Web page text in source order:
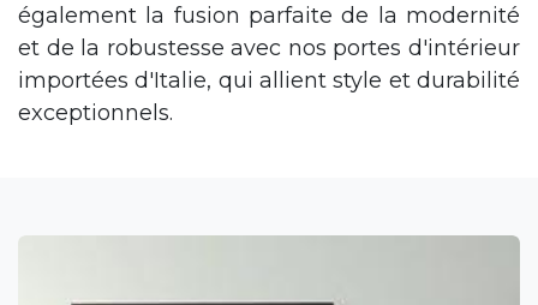
également la fusion parfaite de la modernité
et de la robustesse avec nos portes d'intérieur
importées d'Italie, qui allient style et durabilité
exceptionnels.